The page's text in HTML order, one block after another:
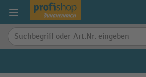
springen